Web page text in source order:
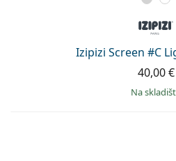
Izipizi Screen #C
40,00 €
na